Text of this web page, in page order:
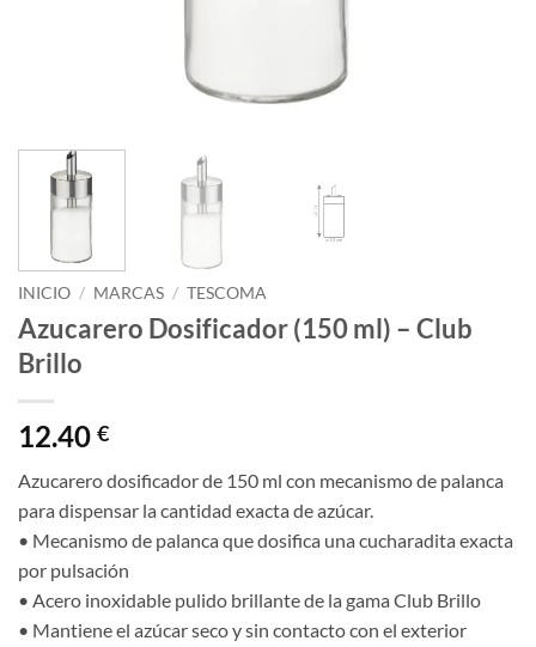
INICIO / MARCAS / TESCOMA
Azucarero Dosificador (150 ml) – Club
Brillo
12.40 €
Azucarero dosificador de 150 ml con mecanismo de palanca
para dispensar la cantidad exacta de azúcar.
• Mecanismo de palanca que dosifica una cucharadita exacta
por pulsación
• Acero inoxidable pulido brillante de la gama Club Brillo
• Mantiene el azúcar seco y sin contacto con el exterior